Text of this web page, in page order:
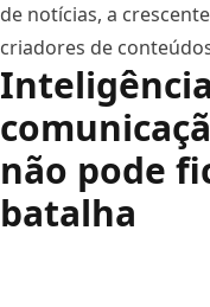
de notícias, a
criadores de
não pode
batalha